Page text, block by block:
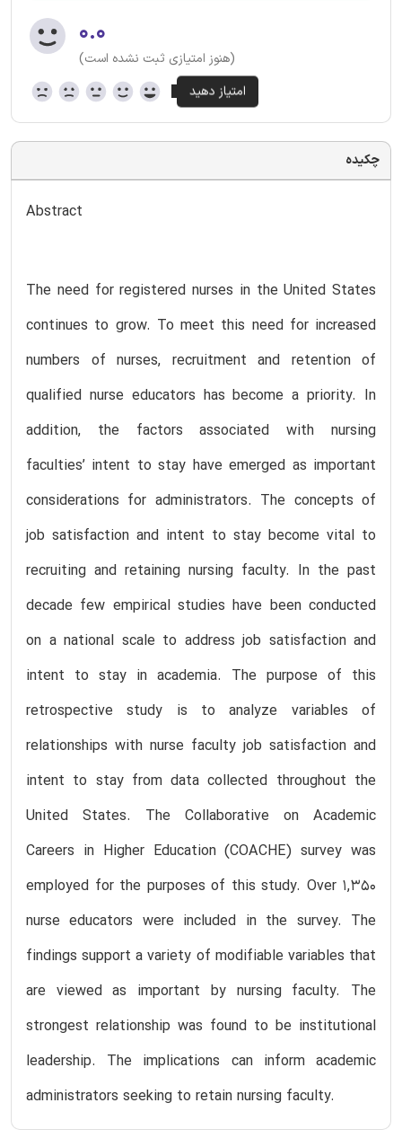
۰.۰
(هنوز امتیازی ثبت نشده است)
چکیده
Abstract
The need for registered nurses in the United States
continues to grow. To meet this need for increased
numbers of nurses, recruitment and retention of
qualified nurse educators has become a priority. In
addition, the factors associated with nursing
faculties’ intent to stay have emerged as important
considerations for administrators. The concepts of
job satisfaction and intent to stay become vital to
recruiting and retaining nursing faculty. In the past
decade few empirical studies have been conducted
on a national scale to address job satisfaction and
intent to stay in academia. The purpose of this
retrospective study is to analyze variables of
relationships with nurse faculty job satisfaction and
intent to stay from data collected throughout the
United States. The Collaborative on Academic
Careers in Higher Education (COACHE) survey was
employed for the purposes of this study. Over 1,350
nurse educators were included in the survey. The
findings support a variety of modifiable variables that
are viewed as important by nursing faculty. The
strongest relationship was found to be institutional
leadership. The implications can inform academic
administrators seeking to retain nursing faculty.